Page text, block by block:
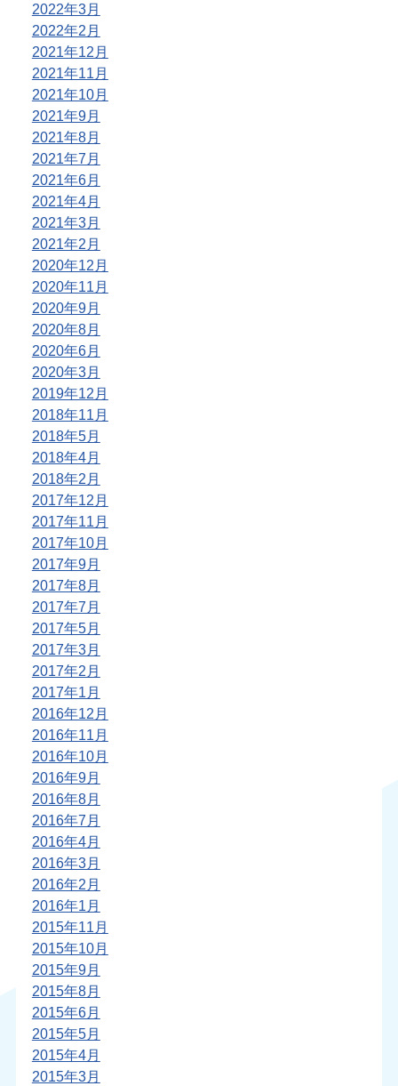
2022年3月
2022年2月
2021年12月
2021年11月
2021年10月
2021年9月
2021年8月
2021年7月
2021年6月
2021年4月
2021年3月
2021年2月
2020年12月
2020年11月
2020年9月
2020年8月
2020年6月
2020年3月
2019年12月
2018年11月
2018年5月
2018年4月
2018年2月
2017年12月
2017年11月
2017年10月
2017年9月
2017年8月
2017年7月
2017年5月
2017年3月
2017年2月
2017年1月
2016年12月
2016年11月
2016年10月
2016年9月
2016年8月
2016年7月
2016年4月
2016年3月
2016年2月
2016年1月
2015年11月
2015年10月
2015年9月
2015年8月
2015年6月
2015年5月
2015年4月
2015年3月